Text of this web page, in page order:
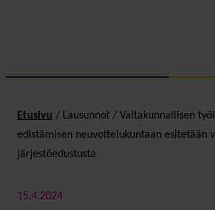
Etusivu / Lausunnot / Valtakunnallisen
edistämisen neuvottelukuntaan esitetään
järjestöedustusta
15.4.2024